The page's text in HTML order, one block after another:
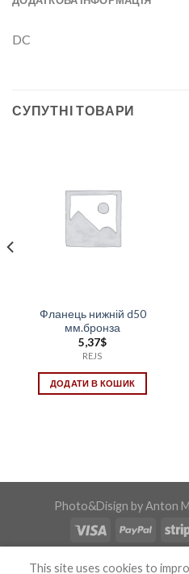
DC
СУПУТНІ ТОВАРИ
Фланець нижній d50
мм.бронза
5,37$
REJS
ДОДАТИ В КОШИК
Photo&Disign by Anton
This site uses cookies to